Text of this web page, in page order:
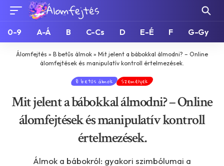
0-9 A-Á B C-Cs D E-É F G-Gy
Álomfejtés » B betűs álmok » Mit jelent a bábokkal álmodni? – Online
álomfejtések és manipulatív kontroll értelmezések.
B betűs álmok Személyek
Mit jelent a bábokkal álmodni? – Online
álomfejtések és manipulatív kontroll
értelmezések.
Álmok a bábokról: gyakori szimbólumai a